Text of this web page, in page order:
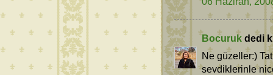
Bocuruk dedi
Ne güzeller:)
sevdiklerinle